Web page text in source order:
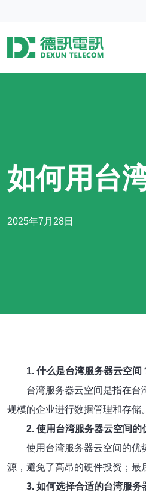
如何用台
2025年7月28日
1. 什么是台湾服务器云空间
台湾服务器云空间是指在台
规模的企业进行数据管理和存储。
2. 使用台湾服务器云空间的
使用台湾服务器云空间的优
源，避免了高昂的硬件投资；最
3. 如何选择合适的台湾服务